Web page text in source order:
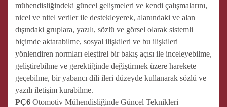
mühendisliğindeki güncel gelişmeleri ve kendi çalışmalarını,
nicel ve nitel veriler ile destekleyerek, alanındaki ve alan
dışındaki gruplara, yazılı, sözlü ve görsel olarak sistemli
biçimde aktarabilme, sosyal ilişkileri ve bu ilişkileri
yönlendiren normları eleştirel bir bakış açısı ile inceleyebilme,
geliştirebilme ve gerektiğinde değiştirmek üzere harekete
geçebilme, bir yabancı dili ileri düzeyde kullanarak sözlü ve
yazılı iletişim kurabilme.
PÇ6 Otomotiv Mühendisliğinde Güncel Teknikleri